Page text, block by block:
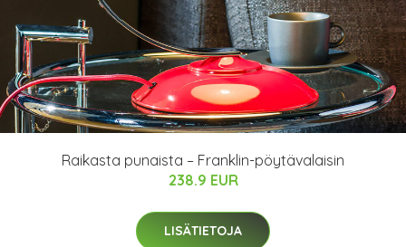
Raikasta punaista – Franklin-pöytävalaisin
238.9 EUR
LISÄTIETOJA